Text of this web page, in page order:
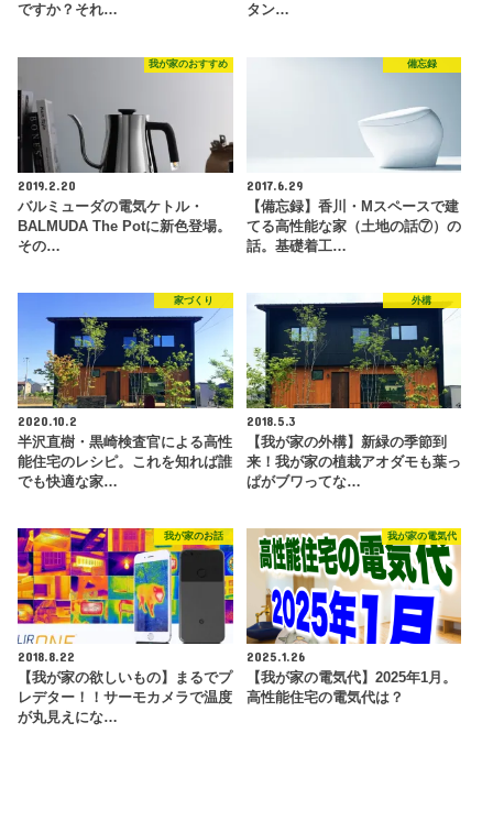
ですか？それ…
タン…
我が家のおすすめ
2019.2.20
バルミューダの電気ケトル・
BALMUDA The Potに新色登場。
その…
備忘録
2017.6.29
【備忘録】香川・Mスペースで建
てる高性能な家（土地の話⑦）の
話。基礎着工…
家づくり
2020.10.2
半沢直樹・黒崎検査官による高性
能住宅のレシピ。これを知れば誰
でも快適な家…
外構
2018.5.3
【我が家の外構】新緑の季節到
来！我が家の植栽アオダモも葉っ
ぱがブワってな…
我が家のお話
2018.8.22
【我が家の欲しいもの】まるでプ
レデター！！サーモカメラで温度
が丸見えにな…
我が家の電気代
2025.1.26
【我が家の電気代】2025年1月。
高性能住宅の電気代は？